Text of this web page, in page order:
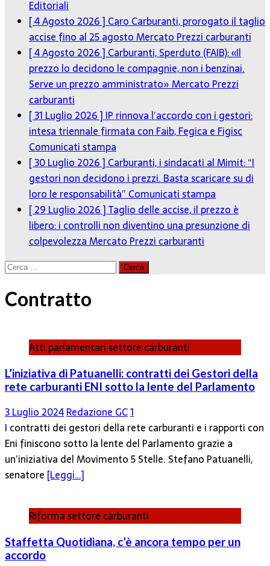
Editoriali
[ 4 Agosto 2026 ] Caro Carburanti, prorogato il taglio
accise fino al 25 agostoMercato Prezzi carburanti
[ 4 Agosto 2026 ] Carburanti, Sperduto (FAIB): «Il
prezzo lo decidono le compagnie, non i benzinai.
Serve un prezzo amministrato»Mercato Prezzi
carburanti
[ 31 Luglio 2026 ] IP rinnova l’accordo con i gestori:
intesa triennale firmata con Faib, Fegica e Figisc
Comunicati stampa
[ 30 Luglio 2026 ] Carburanti, i sindacati al Mimit: “I
gestori non decidono i prezzi. Basta scaricare su di
loro le responsabilità” Comunicati stampa
[ 29 Luglio 2026 ]Taglio delle accise, il prezzo è
libero: i controlli non diventino una presunzione di
colpevolezzaMercato Prezzi carburanti
Ricerca
Contratto
Atti parlamentari settore carburanti
L’iniziativa di Patuanelli: contratti dei Gestori della
rete carburanti ENI sotto la lente del Parlamento
3 Luglio 2024Redazione GC1
I contratti dei gestori della rete carburanti e i rapporti con
Eni finiscono sotto la lente del Parlamento grazie a
un’iniziativa del Movimento 5 Stelle. Stefano Patuanelli,
senatore [Leggi…]
Riforma settore carburanti
Staffetta Quotidiana, c’è ancora tempo per un
accordo